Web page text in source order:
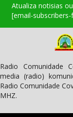
Atualiza notisias
[email-
Radio Comunidade
media (radio)
Radio Comunidade
MHZ.